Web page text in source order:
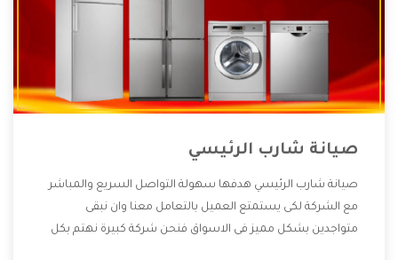
صيانة شارب الرئيسي
صيانة شارب الرئيسي هدفها سهولة التواصل السريع والمباشر
مع الشركة لكى يستمتع العميل بالتعامل معنا وان نبقى
متواجدين بشكل مميز فى الاسواق فنحن شركة كبيرة نهتم بكل